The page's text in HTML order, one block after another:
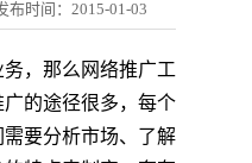
布时间：2015-01-03
，那么网络推广工
的途径很多，每个
要分析市场、了解